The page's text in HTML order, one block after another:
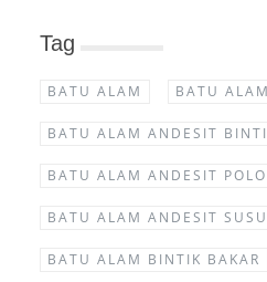
Tag
BATU ALAM BATU
BATU ALAM ANDESIT
BATU ALAM ANDESIT
BATU ALAM ANDESIT
BATU ALAM BINTIK BAKAR